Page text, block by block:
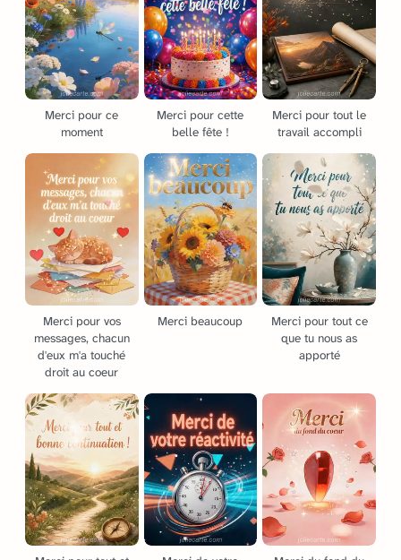
Merci pour ce
moment
Merci pour cette
belle fête !
Merci pour tout le
travail accompli
Merci pour vos
messages, chacun
d'eux m'a touché
droit au coeur
Merci beaucoup
Merci pour tout ce
que tu nous as
apporté